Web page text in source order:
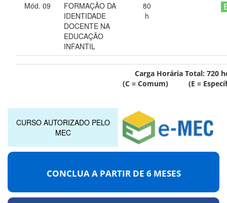
Mód. 09
FORMAÇÃO DA
IDENTIDADE
DOCENTE NA
EDUCAÇÃO
INFANTIL
80
h
Carga Horária Total: 720
(C = Comum) (E =
CURSO AUTORIZADO PELO
MEC
CONCLUA A PARTIR DE 6 MESES